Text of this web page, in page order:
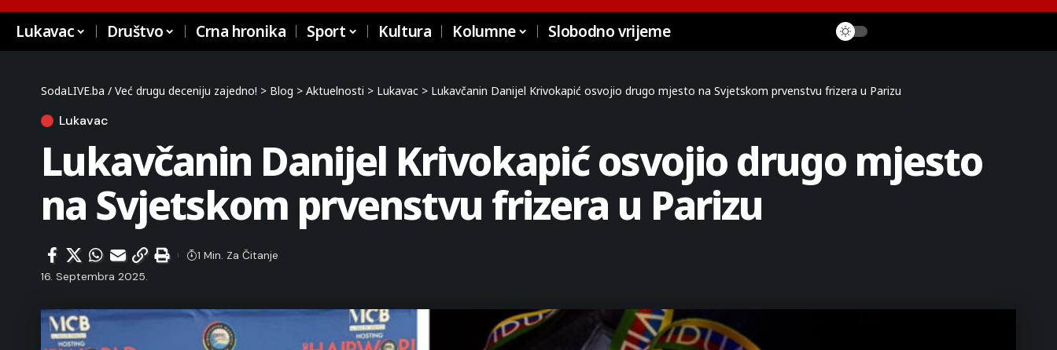
Lukavac Društvo Crna hronika Sport Kultura Kolumne Slobodno vrijeme
SodaLIVE.ba / Već drugu deceniju zajedno! > Blog > Aktuelnosti > Lukavac > Lukavčanin Danijel Krivokapić osvojio drugo mjesto na Svjetskom prvenstvu frizera u Parizu
Lukavac
Lukavčanin Danijel Krivokapić osvojio drugo mjesto
na Svjetskom prvenstvu frizera u Parizu
16. Septembra 2025.
1 Min. Za Čitanje